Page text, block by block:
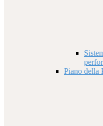
Piano della